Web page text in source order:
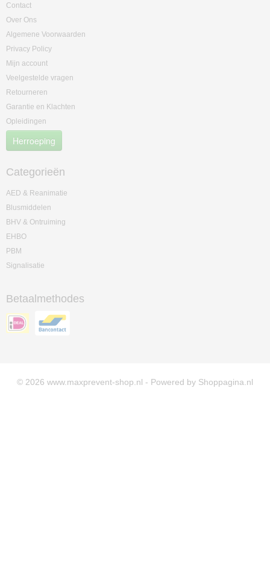
Contact
Over Ons
Algemene Voorwaarden
Privacy Policy
Mijn account
Veelgestelde vragen
Retourneren
Garantie en Klachten
Opleidingen
Herroeping
Categorieën
AED & Reanimatie
Blusmiddelen
BHV & Ontruiming
EHBO
PBM
Signalisatie
Betaalmethodes
© 2026 www.maxprevent-shop.nl - Powered by Shoppagina.nl